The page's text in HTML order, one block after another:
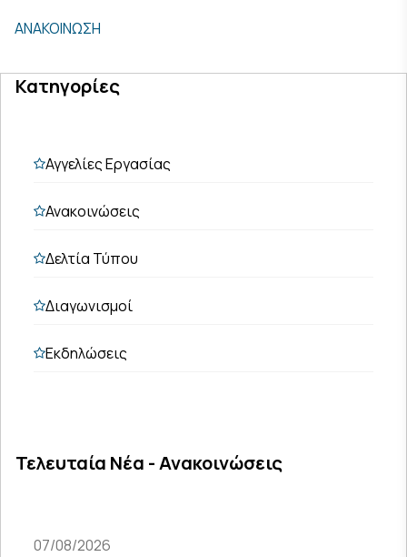
ΑΝΑΚΟΙΝΩΣΗ
Κατηγορίες
Αγγελίες Εργασίας
Ανακοινώσεις
Δελτία Τύπου
Διαγωνισμοί
Εκδηλώσεις
Τελευταία Νέα - Ανακοινώσεις
07/08/2026